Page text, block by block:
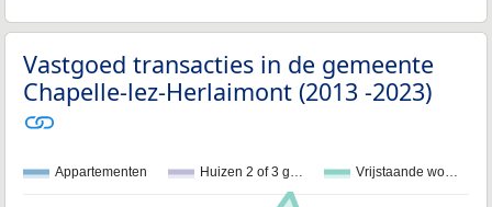
Vastgoed transacties in de gemeente
Chapelle-lez-Herlaimont (2013 -2023)
Appartementen Huizen 2 of 3 g… Vrijstaande wo…